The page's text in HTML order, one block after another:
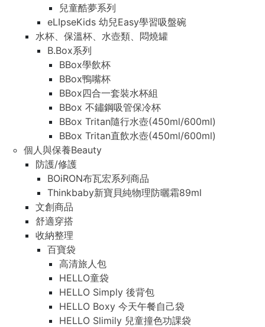
兒童酷夢系列
eLIpseKids 幼兒Easy學習吸盤碗
水杯、保溫杯、水壺類、悶燒罐
B.Box系列
BBox學飲杯
BBox鴨嘴杯
BBox四合一套裝水杯組
BBox 不鏽鋼吸管保冷杯
BBox Tritan隨行水壺(450ml/600ml)
BBox Tritan直飲水壺(450ml/600ml)
個人與保養Beauty
防護/修護
BOiRON布瓦宏系列商品
Thinkbaby新寶貝純物理防曬霜89ml
文創商品
舒適穿搭
收納整理
百寶袋
高清旅人包
HELLO童袋
HELLO Simply 後背包
HELLO Boxy 今天午餐自己袋
HELLO Slimily 兒童撞色功課袋